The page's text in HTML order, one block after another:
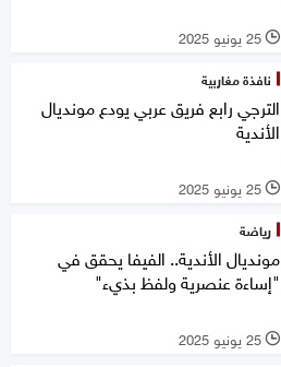
l 25 يونيو 2025
نافذة مغاربية
الترجي رابع فريق عربي يودع مونديال
الأندية
l 25 يونيو 2025
رياضة
مونديال الأندية.. الفيفا يحقق في
"إساءة عنصرية ولفظ بذيء"
l 25 يونيو 2025